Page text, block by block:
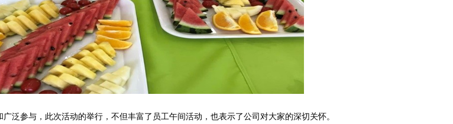
泛参与，此次活动的举行，不但丰富了员工午间活动，也表示了公司对大家的深切关怀。